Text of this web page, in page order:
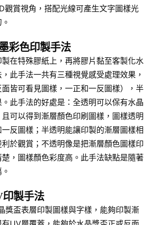
觀賞視角，搭配光線可產生文字圖樣光
彩色印製手法
在特殊膠紙上，再將膠片黏至客製化水
此手法一共有三種視覺感受處理效果，
皆可看見圖樣，一正和一反圖樣），半
此手法的好處是：全透明可以保有水晶
可以得到漸層顏色印刷圖樣，圖樣透明
反圖樣；半透明能讓印製的漸層圖樣相
於觀賞；不透明像是把漸層顏色圖樣印
，圖樣顏色彩度高。此手法缺點是隨著
印製手法
獎盃表層印製圖樣與字樣，能夠印製漸